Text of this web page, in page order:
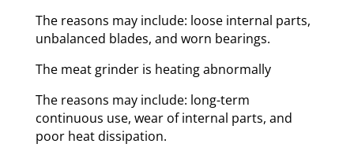
The reasons may include: loose internal parts,
unbalanced blades, and worn bearings.
The meat grinder is heating abnormally
The reasons may include: long-term
continuous use, wear of internal parts, and
poor heat dissipation.